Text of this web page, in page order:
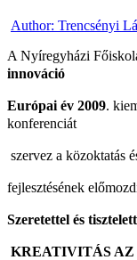
Author: Trencsényi
A Nyíregyházi
innováció
Európai év 2009.
konferenciát
szervez a közoktatás
fejlesztésének
Szeretettel és
KREATIVITÁS AZ